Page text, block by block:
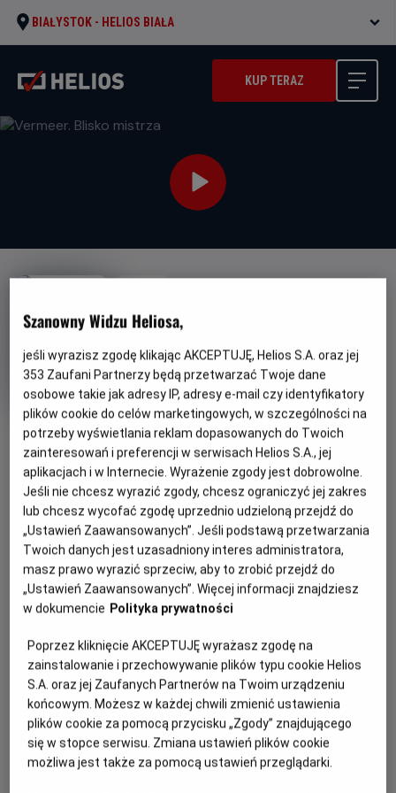
BIAŁYSTOK - HELIOS BIAŁA
KUP TERAZ
OBSERWUJ
Vermeer. Blisko mistrza
wiek
Czas
trwania
79 min
Kraj
i
rok
produkcji
Dania (2023)
PREMIERA
12 maja 2023
REŻYSERIA
Suzane Raes
OBSADA
Jonathan Janson, Anna Krekeler, Abbie Vandivere
WIĘCEJ SZCZEGÓŁÓW
OPIS FILMU
Bohaterem tego fascynującego dokumentu jest człowiek,
który potrafił stworzyć wszechświat w rogu pokoju i jak
Johannes Vermeer, jeden z największych malarzy w historii.
Zgodnie z obietnicą w tytule, „Blisko mistrza" zdejmuje
słynne dzieła ze ścian, wyjmuje z ram i zabiera do
laboratorium, by ukazać nam w zbliżeniu oszałamiające
detale – na przykład „Dziewczyny z perłą" - i odsłonić
ukryte pod farbą warstwy. Twórcy pozwalają nam tez
Szanowny Widzu Heliosa,
jeśli wyrazisz zgodę klikając AKCEPTUJĘ, Helios S.A. oraz jej
353 Zaufani Partnerzy będą przetwarzać Twoje dane
osobowe takie jak adresy IP, adresy e-mail czy identyfikatory
plików cookie do celów marketingowych, w szczególności na
potrzeby wyświetlania reklam dopasowanych do Twoich
zainteresowań i preferencji w serwisach Helios S.A., jej
aplikacjach i w Internecie. Wyrażenie zgody jest dobrowolne.
Jeśli nie chcesz wyrazić zgody, chcesz ograniczyć jej zakres
lub chcesz wycofać zgodę uprzednio udzieloną przejdź do
„Ustawień Zaawansowanych”. Jeśli podstawą przetwarzania
Twoich danych jest uzasadniony interes administratora,
masz prawo wyrazić sprzeciw, aby to zrobić przejdź do
„Ustawień Zaawansowanych”. Więcej informacji znajdziesz
w dokumencie Polityka prywatności
Poprzez kliknięcie AKCEPTUJĘ wyrażasz zgodę na
zainstalowanie i przechowywanie plików typu cookie Helios
S.A. oraz jej Zaufanych Partnerów na Twoim urządzeniu
końcowym. Możesz w każdej chwili zmienić ustawienia
plików cookie za pomocą przycisku „Zgody” znajdującego
się w stopce serwisu. Zmiana ustawień plików cookie
możliwa jest także za pomocą ustawień przeglądarki.